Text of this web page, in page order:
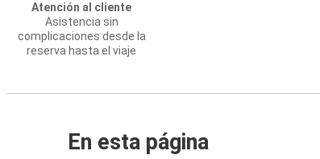
Atención al cliente
Asistencia sin
complicaciones desde la
reserva hasta el viaje
En esta página